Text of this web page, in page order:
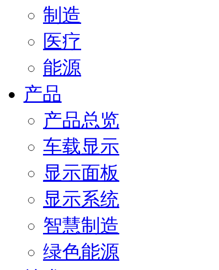
制造
医疗
能源
产品
产品总览
车载显示
显示面板
显示系统
智慧制造
绿色能源